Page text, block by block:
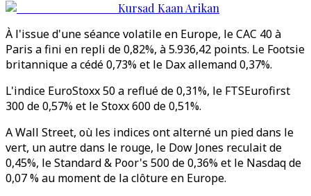
Kursad Kaan Arikan
À l'issue d'une séance volatile en Europe, le CAC 40 à
Paris a fini en repli de 0,82%, à 5.936,42 points. Le Footsie
britannique a cédé 0,73% et le Dax allemand 0,37%.
L'indice EuroStoxx 50 a reflué de 0,31%, le FTSEurofirst
300 de 0,57% et le Stoxx 600 de 0,51%.
A Wall Street, où les indices ont alterné un pied dans le
vert, un autre dans le rouge, le Dow Jones reculait de
0,45%, le Standard & Poor's 500 de 0,36% et le Nasdaq de
0,07 % au moment de la clôture en Europe.